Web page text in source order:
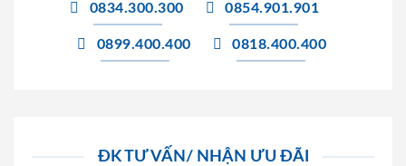
0834.300.300 0854.901.901
0899.400.400 0818.400.400
ĐK TƯ VẤN/ NHẬN ƯU ĐÃI